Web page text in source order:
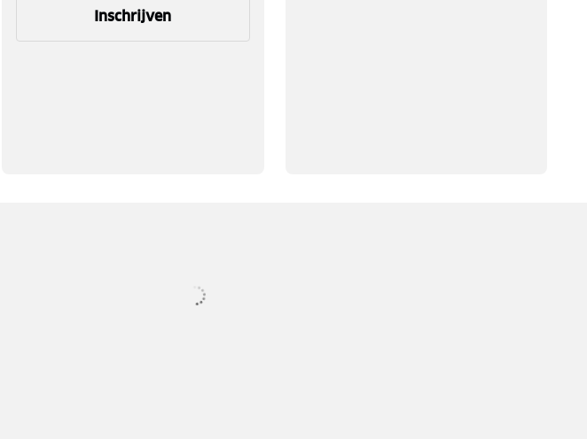
Inschrijven